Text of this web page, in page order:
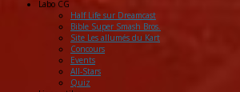
Labo CG
Half Life sur Dreamcast
Bible Super Smash Bros.
Site Les allumés du Kart
Concours
Events
All-Stars
Quiz